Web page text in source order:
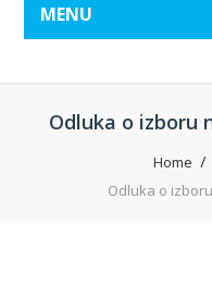
MENU
Odluka o izboru
Home
Odluka o